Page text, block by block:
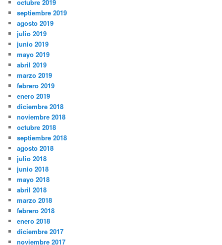
octubre 2019
septiembre 2019
agosto 2019
julio 2019
junio 2019
mayo 2019
abril 2019
marzo 2019
febrero 2019
enero 2019
diciembre 2018
noviembre 2018
octubre 2018
septiembre 2018
agosto 2018
julio 2018
junio 2018
mayo 2018
abril 2018
marzo 2018
febrero 2018
enero 2018
diciembre 2017
noviembre 2017